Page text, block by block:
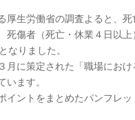
厚生労働省の調査よると、
死傷者（死亡・休業４日以
なりました。
月に策定された「職場にお
います。
イントをまとめたパンフレ